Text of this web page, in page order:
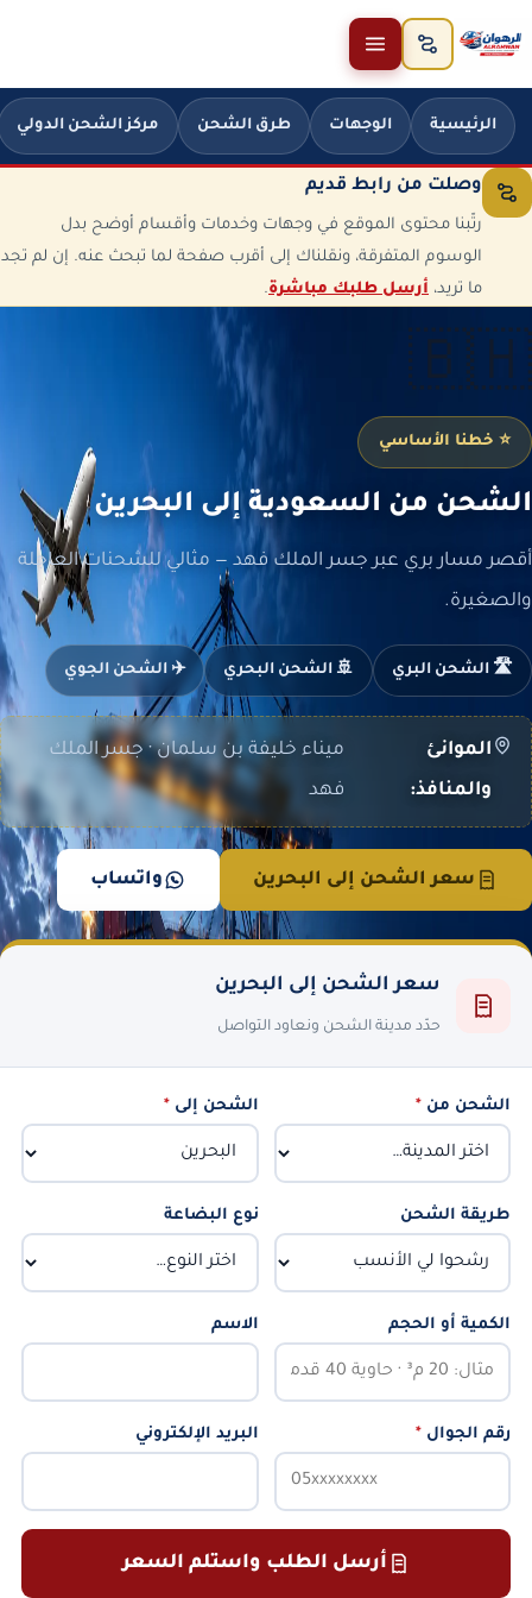
تخطَّ إلى المحتوى
الرئيسية الوجهات طرق الشحن مركز الشحن الدولي
وصلت من رابط قديم
رتّبنا محتوى الموقع في وجهات وخدمات وأقسام أوضح بدل
الوسوم المتفرقة، ونقلناك إلى أقرب صفحة لما تبحث عنه. إن لم تجد
ما تريد، أرسل طلبك مباشرة.
🇧🇭
⭐ خطنا الأساسي
الشحن من السعودية إلى البحرين
أقصر مسار بري عبر جسر الملك فهد — مثالي للشحنات العاجلة
والصغيرة.
🛣️ الشحن البري 🚢 الشحن البحري ✈️ الشحن الجوي
الموانئ
والمنافذ:
ميناء خليفة بن سلمان · جسر الملك
فهد
سعر الشحن إلى البحرين واتساب
سعر الشحن إلى البحرين
حدّد مدينة الشحن ونعاود التواصل
الشحن من * الشحن إلى*
طريقة الشحن نوع البضاعة
الكمية أو الحجم الاسم
رقم الجوال * البريد الإلكتروني
أرسل الطلب واستلم السعر